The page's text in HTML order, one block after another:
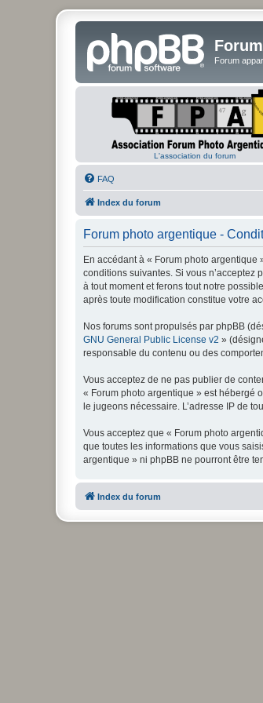
Forum
L'association du forum
FAQ
Index du forum
Forum photo argentique -
En accédant à « Forum photo argentique
conditions suivantes. Si vous n’acceptez
à tout moment et ferons tout notre
après toute modification constitue votre
Nos forums sont propulsés par phpBB
GNU General Public License v2 »
responsable du contenu ou des
Vous acceptez de ne pas publier de
« Forum photo argentique » est hébergé
le jugeons nécessaire. L’adresse IP de
Vous acceptez que « Forum photo
que toutes les informations que vous
argentique » ni phpBB ne pourront être
Index du forum